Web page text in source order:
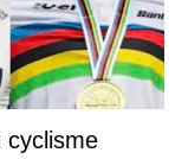
cyclisme